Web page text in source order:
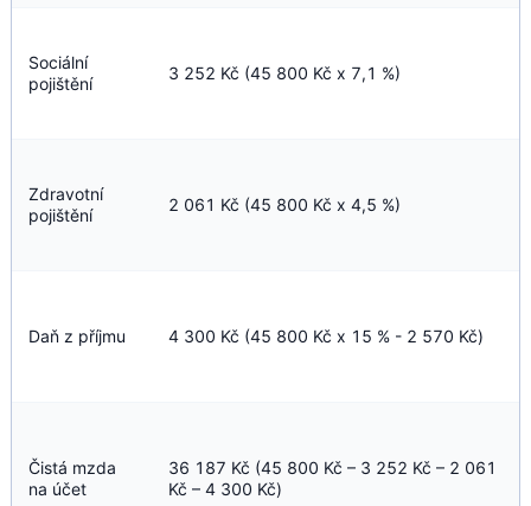
Sociální
pojištění
3 252 Kč (45 800 Kč x 7,1 %)
Zdravotní
pojištění
2 061 Kč (45 800 Kč x 4,5 %)
Daň z příjmu 4 300 Kč (45 800 Kč x 15 % - 2 570 Kč)
Čistá mzda
na účet
36 187 Kč (45 800 Kč – 3 252 Kč – 2 061
Kč – 4 300 Kč)